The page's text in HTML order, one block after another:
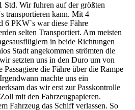
Std. Wir fuhren auf der größten
transportieren kann. Mit 4
6 PKW`s war diese Fähre
selten Transportiert. Am meisten
in beide Richtungen
Stadt angekommen strömten die
setzten uns in den Duro um von
die Fähre über die Rampe
machte uns ein
das wir erst zur Passkontrolle
mit den Fahrzeugpapieren.
Fahrzeug das Schiff verlassen. So